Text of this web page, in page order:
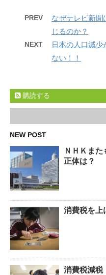
PREV
なぜテレビ新聞
じるのか？
NEXT
日本の人口減
ない！！
購読する
NEW POST
ＮＨＫま
正体は？
消費税を上
消費税減